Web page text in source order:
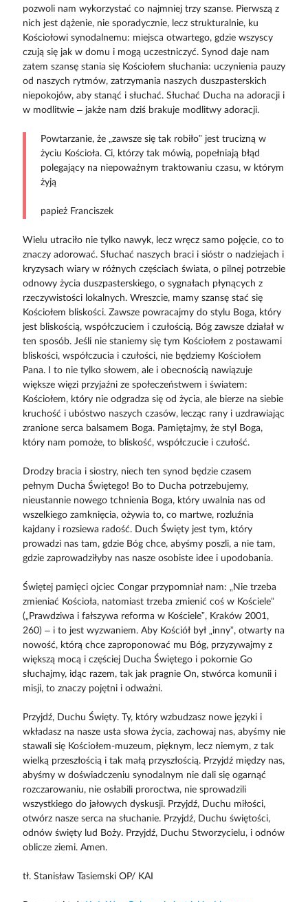
pozwoli nam wykorzystać co najmniej trzy szanse. Pierwszą z
nich jest dążenie, nie sporadycznie, lecz strukturalnie, ku
Kościołowi synodalnemu: miejsca otwartego, gdzie wszyscy
czują się jak w domu i mogą uczestniczyć. Synod daje nam
zatem szansę stania się Kościołem słuchania: uczynienia pauzy
od naszych rytmów, zatrzymania naszych duszpasterskich
niepokojów, aby stanąć i słuchać. Słuchać Ducha na adoracji i
w modlitwie – jakże nam dziś brakuje modlitwy adoracji.
Powtarzanie, że „zawsze się tak robiło” jest trucizną w
życiu Kościoła. Ci, którzy tak mówią, popełniają błąd
polegający na niepoważnym traktowaniu czasu, w którym
żyją
papież Franciszek
Wielu utraciło nie tylko nawyk, lecz wręcz samo pojęcie, co to
znaczy adorować. Słuchać naszych braci i sióstr o nadziejach i
kryzysach wiary w różnych częściach świata, o pilnej potrzebie
odnowy życia duszpasterskiego, o sygnałach płynących z
rzeczywistości lokalnych. Wreszcie, mamy szansę stać się
Kościołem bliskości. Zawsze powracajmy do stylu Boga, który
jest bliskością, współczuciem i czułością. Bóg zawsze działał w
ten sposób. Jeśli nie staniemy się tym Kościołem z postawami
bliskości, współczucia i czułości, nie będziemy Kościołem
Pana. I to nie tylko słowem, ale i obecnością nawiązuje
większe więzi przyjaźni ze społeczeństwem i światem:
Kościołem, który nie odgradza się od życia, ale bierze na siebie
kruchość i ubóstwo naszych czasów, lecząc rany i uzdrawiając
zranione serca balsamem Boga. Pamiętajmy, że styl Boga,
który nam pomoże, to bliskość, współczucie i czułość.
Drodzy bracia i siostry, niech ten synod będzie czasem
pełnym Ducha Świętego! Bo to Ducha potrzebujemy,
nieustannie nowego tchnienia Boga, który uwalnia nas od
wszelkiego zamknięcia, ożywia to, co martwe, rozluźnia
kajdany i rozsiewa radość. Duch Święty jest tym, który
prowadzi nas tam, gdzie Bóg chce, abyśmy poszli, a nie tam,
gdzie zaprowadziłyby nas nasze osobiste idee i upodobania.
Świętej pamięci ojciec Congar przypomniał nam: „Nie trzeba
zmieniać Kościoła, natomiast trzeba zmienić coś w Kościele”
(„Prawdziwa i fałszywa reforma w Kościele”, Kraków 2001,
260) – i to jest wyzwaniem. Aby Kościół był „inny”, otwarty na
nowość, którą chce zaproponować mu Bóg, przyzywajmy z
większą mocą i częściej Ducha Świętego i pokornie Go
słuchajmy, idąc razem, tak jak pragnie On, stwórca komunii i
misji, to znaczy pojętni i odważni.
Przyjdź, Duchu Święty. Ty, który wzbudzasz nowe języki i
wkładasz na nasze usta słowa życia, zachowaj nas, abyśmy nie
stawali się Kościołem-muzeum, pięknym, lecz niemym, z tak
wielką przeszłością i tak małą przyszłością. Przyjdź między nas,
abyśmy w doświadczeniu synodalnym nie dali się ogarnąć
rozczarowaniu, nie osłabili proroctwa, nie sprowadzili
wszystkiego do jałowych dyskusji. Przyjdź, Duchu miłości,
otwórz nasze serca na słuchanie. Przyjdź, Duchu świętości,
odnów święty lud Boży. Przyjdź, Duchu Stworzycielu, i odnów
oblicze ziemi. Amen.
tł. Stanisław Tasiemski OP/ KAI